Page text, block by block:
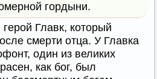
гордыни.
Главк, который
смерти отца. У Главка
один из великих
как бог, был